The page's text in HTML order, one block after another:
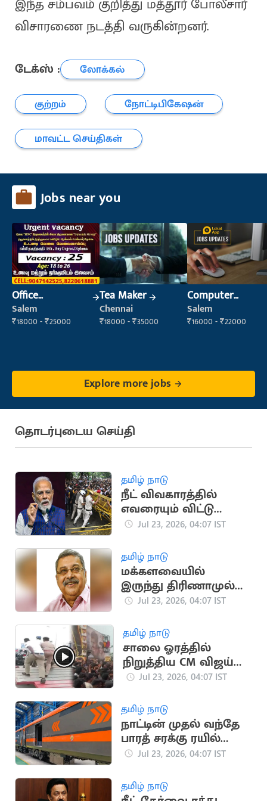
இந்த சம்பவம் குறித்து மத்தூர் போலீசார்
விசாரணை நடத்தி வருகின்றனர்.
டேக்ஸ் :
லோக்கல்
குற்றம்
நோட்டிபிகேஷன்
மாவட்ட செய்திகள்
Jobs near you
Office
Maintenance
Staff
Salem
₹18000 - ₹25000
Tea Maker
Chennai
₹18000 - ₹35000
Computer
Operator
Salem
₹16000 - ₹22000
Explore more jobs
தொடர்புடைய செய்தி
தமிழ் நாடு
நீட் விவகாரத்தில்
எவரையும் விட்டு
வைக்க மாட்டோம் -
Jul 23, 2026, 04:07 IST
தமிழ் நாடு
மக்களவையில்
இருந்து திரிணாமுல்
காங்கிரஸ் எம்.பி.
Jul 23, 2026, 04:07 IST
தமிழ் நாடு
சாலை ஓரத்தில்
நிறுத்திய CM விஜய்
ரசிகர்கள் பைக்குகள்
Jul 23, 2026, 04:07 IST
தமிழ் நாடு
நாட்டின் முதல் வந்தே
பாரத் சரக்கு ரயில்
சோதனை வெற்றி
Jul 23, 2026, 04:07 IST
தமிழ் நாடு